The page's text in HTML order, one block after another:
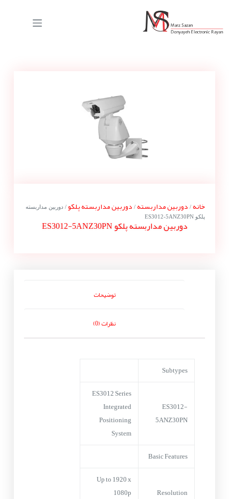
خانه/ دوربین مداربسته/ دوربین مداربسته پلکو/ دوربین مداربسته
پلکو ES3012-5ANZ30PN
دوربین مداربسته پلکو ES3012-5ANZ30PN
توضیحات
نظرات (0)
Subtypes
ES3012-
5ANZ30PN
ES3012 Series
Integrated
Positioning
System
Basic Features
Resolution
Up to 1920 x
1080p